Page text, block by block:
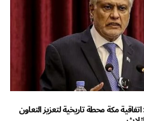
اتفاقية مكة محطة تاريخية لتعزيز التعاون